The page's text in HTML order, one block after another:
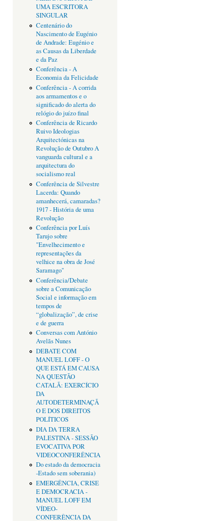
UMA ESCRITORA
SINGULAR
Centenário do
Nascimento de Eugénio
de Andrade: Eugénio e
as Causas da Liberdade
e da Paz
Conferência - A
Economia da Felicidade
Conferência - A corrida
aos armamentos e o
significado do alerta do
relógio do juízo final
Conferência de Ricardo
Ruivo Ideologias
Arquitectónicas na
Revolução de Outubro A
vanguarda cultural e a
arquitectura do
socialismo real
Conferência de Silvestre
Lacerda: Quando
amanhecerá, camaradas?
1917 - História de uma
Revolução
Conferência por Luís
Tarujo sobre
"Envelhecimento e
representações da
velhice na obra de José
Saramago"
Conferência/Debate
sobre a Comunicação
Social e informação em
tempos de
“globalização”, de crise
e de guerra
Conversas com António
Avelãs Nunes
DEBATE COM
MANUEL LOFF - O
QUE ESTÁ EM CAUSA
NA QUESTÃO
CATALÃ: EXERCÍCIO
DA
AUTODETERMINAÇÃ
O E DOS DIREITOS
POLÍTICOS
DIA DA TERRA
PALESTINA - SESSÃO
EVOCATIVA POR
VIDEOCONFERÊNCIA
Do estado da democracia
-Estado sem soberania)
EMERGÊNCIA, CRISE
E DEMOCRACIA -
MANUEL LOFF EM
VÍDEO-
CONFERÊNCIA DA